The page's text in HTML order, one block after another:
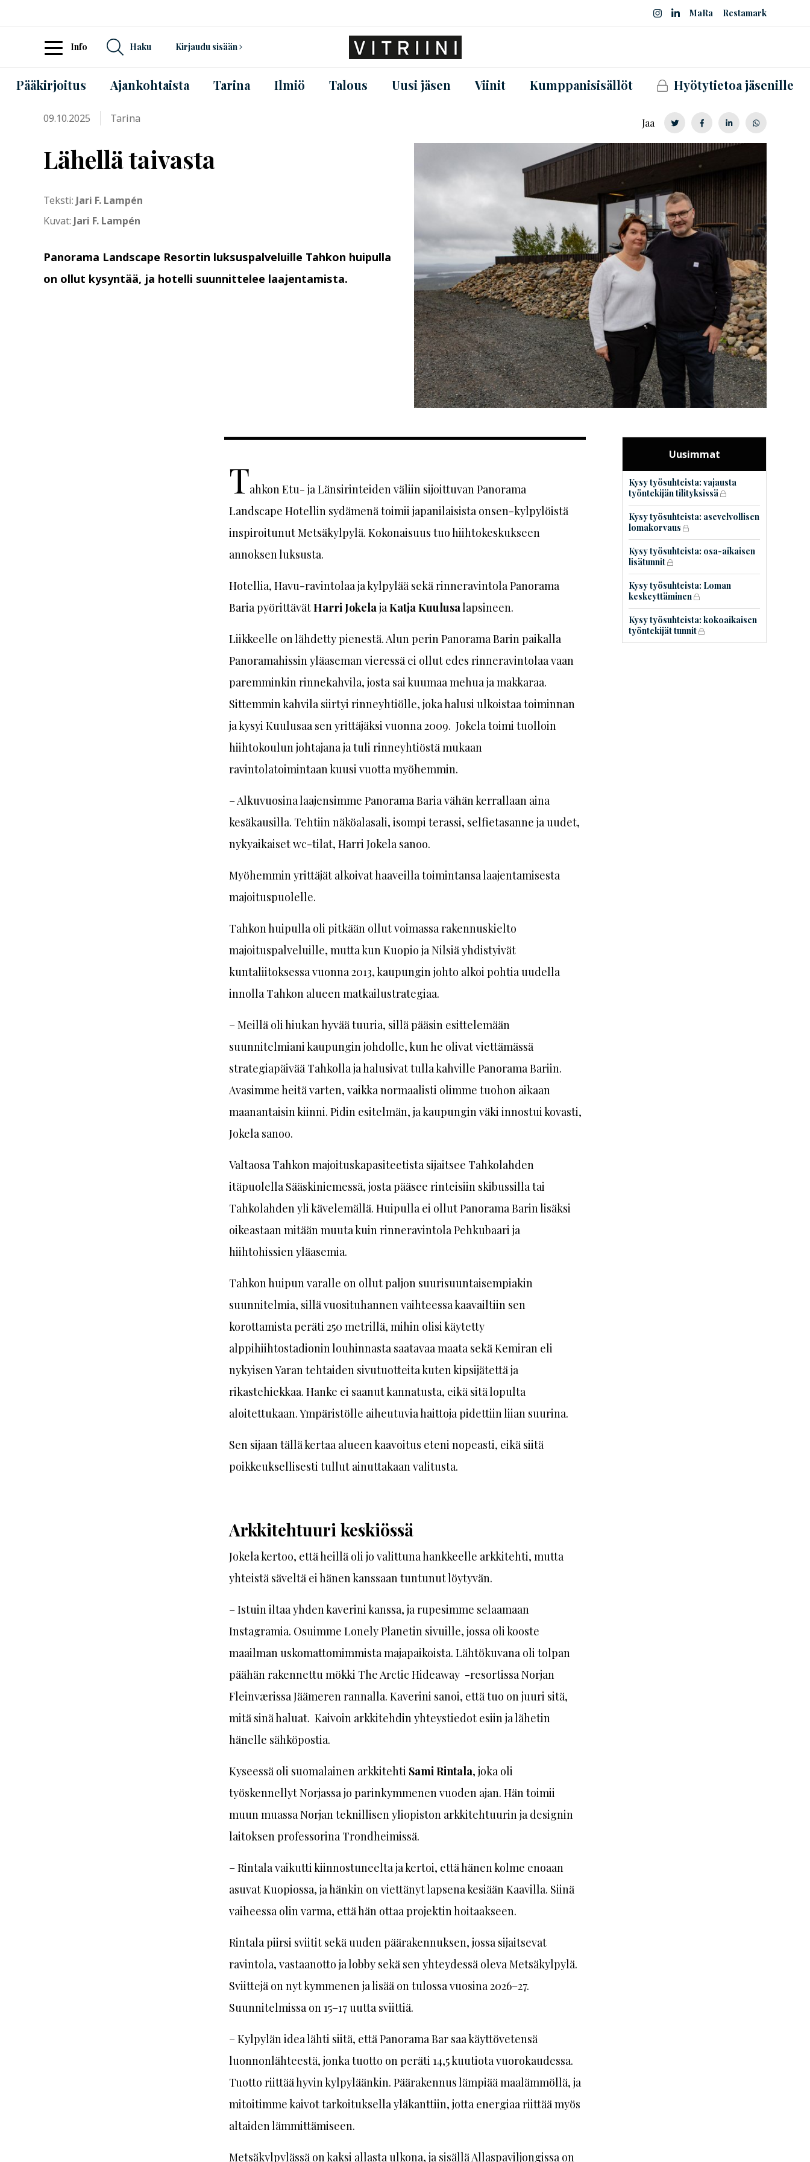
MaRa Restamark
Info Haku Kirjaudu sisään
Pääkirjoitus Ajankohtaista Tarina Ilmiö Talous Uusi jäsen Viinit Kumppanisisällöt Hyötytietoa jäsenille
09.10.2025 Tarina Jaa
Lähellä taivasta
Teksti: Jari F. Lampén
Kuvat: Jari F. Lampén
Panorama Landscape Resortin luksuspalveluille Tahkon huipulla
on ollut kysyntää, ja hotelli suunnittelee laajentamista.
Uusimmat
Kysy työsuhteista: vajausta
työntekijän tilityksissä
Kysy työsuhteista: asevelvollisen
lomakorvaus
Kysy työsuhteista: osa-aikaisen
lisätunnit
Kysy työsuhteista: Loman
keskeyttäminen
Kysy työsuhteista: kokoaikaisen
työntekijät tunnit
Tahkon Etu- ja Länsirinteiden väliin sijoittuvan Panorama
Landscape Hotellin sydämenä toimii japanilaisista onsen-kylpylöistä
inspiroitunut Metsäkylpylä. Kokonaisuus tuo hiihtokeskukseen
annoksen luksusta.
Hotellia, Havu-ravintolaa ja kylpylää sekä rinneravintola Panorama
Baria pyörittävätHarri Jokela ja Katja Kuulusalapsineen.
Liikkeelle on lähdetty pienestä. Alun perin Panorama Barin paikalla
Panoramahissin yläaseman vieressä ei ollut edes rinneravintolaa vaan
paremminkin rinnekahvila, josta sai kuumaa mehua ja makkaraa.
Sittemmin kahvila siirtyi rinneyhtiölle, joka halusi ulkoistaa toiminnan
ja kysyi Kuulusaa sen yrittäjäksi vuonna 2009. Jokela toimi tuolloin
hiihtokoulun johtajana ja tuli rinneyhtiöstä mukaan
ravintolatoimintaan kuusi vuotta myöhemmin.
– Alkuvuosina laajensimme Panorama Baria vähän kerrallaan aina
kesäkausilla. Tehtiin näköalasali, isompi terassi, selfietasanne ja uudet,
nykyaikaiset wc-tilat, Harri Jokela sanoo.
Myöhemmin yrittäjät alkoivat haaveilla toimintansa laajentamisesta
majoituspuolelle.
Tahkon huipulla oli pitkään ollut voimassa rakennuskielto
majoituspalveluille, mutta kun Kuopio ja Nilsiä yhdistyivät
kuntaliitoksessa vuonna 2013, kaupungin johto alkoi pohtia uudella
innolla Tahkon alueen matkailustrategiaa.
– Meillä oli hiukan hyvää tuuria, sillä pääsin esittelemään
suunnitelmiani kaupungin johdolle, kun he olivat viettämässä
strategiapäivää Tahkolla ja halusivat tulla kahville Panorama Bariin.
Avasimme heitä varten, vaikka normaalisti olimme tuohon aikaan
maanantaisin kiinni. Pidin esitelmän, ja kaupungin väki innostui kovasti,
Jokela sanoo.
Valtaosa Tahkon majoituskapasiteetista sijaitsee Tahkolahden
itäpuolella Sääskiniemessä, josta pääsee rinteisiin skibussilla tai
Tahkolahden yli kävelemällä. Huipulla ei ollut Panorama Barin lisäksi
oikeastaan mitään muuta kuin rinneravintola Pehkubaari ja
hiihtohissien yläasemia.
Tahkon huipun varalle on ollut paljon suurisuuntaisempiakin
suunnitelmia, sillä vuosituhannen vaihteessa kaavailtiin sen
korottamista peräti 250 metrillä, mihin olisi käytetty
alppihiihtostadionin louhinnasta saatavaa maata sekä Kemiran eli
nykyisen Yaran tehtaiden sivutuotteita kuten kipsijätettä ja
rikastehiekkaa. Hanke ei saanut kannatusta, eikä sitä lopulta
aloitettukaan. Ympäristölle aiheutuvia haittoja pidettiin liian suurina.
Sen sijaan tällä kertaa alueen kaavoitus eteni nopeasti, eikä siitä
poikkeuksellisesti tullut ainuttakaan valitusta.
Arkkitehtuuri keskiössä
Jokela kertoo, että heillä oli jo valittuna hankkeelle arkkitehti, mutta
yhteistä säveltä ei hänen kanssaan tuntunut löytyvän.
– Istuin iltaa yhden kaverini kanssa, ja rupesimme selaamaan
Instagramia. Osuimme Lonely Planetin sivuille, jossa oli kooste
maailman uskomattomimmista majapaikoista. Lähtökuvana oli tolpan
päähän rakennettu mökki The Arctic Hideaway -resortissa Norjan
Fleinværissa Jäämeren rannalla. Kaverini sanoi, että tuo on juuri sitä,
mitä sinä haluat. Kaivoin arkkitehdin yhteystiedot esiin ja lähetin
hänelle sähköpostia.
Kyseessä oli suomalainen arkkitehti Sami Rintala, joka oli
työskennellyt Norjassa jo parinkymmenen vuoden ajan. Hän toimii
muun muassa Norjan teknillisen yliopiston arkkitehtuurin ja designin
laitoksen professorina Trondheimissä.
– Rintala vaikutti kiinnostuneelta ja kertoi, että hänen kolme enoaan
asuvat Kuopiossa, ja hänkin on viettänyt lapsena kesiään Kaavilla. Siinä
vaiheessa olin varma, että hän ottaa projektin hoitaakseen.
Rintala piirsi sviitit sekä uuden päärakennuksen, jossa sijaitsevat
ravintola, vastaanotto ja lobby sekä sen yhteydessä oleva Metsäkylpylä.
Sviittejä on nyt kymmenen ja lisää on tulossa vuosina 2026–27.
Suunnitelmissa on 15–17 uutta sviittiä.
– Kylpylän idea lähti siitä, että Panorama Bar saa käyttövetensä
luonnonlähteestä, jonka tuotto on peräti 14,5 kuutiota vuorokaudessa.
Tuotto riittää hyvin kylpyläänkin. Päärakennus lämpiää maalämmöllä, ja
mitoitimme kaivot tarkoituksella yläkanttiin, jotta energiaa riittää myös
altaiden lämmittämiseen.
Metsäkylpylässä on kaksi allasta ulkona, ja sisällä Allaspaviljongissa on